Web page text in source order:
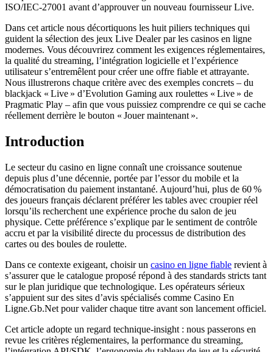
ISO/IEC‑27001 avant d’approuver un nouveau fournisseur Live.
Dans cet article nous décortiquons les huit piliers techniques qui
guident la sélection des jeux Live Dealer par les casinos en ligne
modernes. Vous découvrirez comment les exigences réglementaires,
la qualité du streaming, l’intégration logicielle et l’expérience
utilisateur s’entremêlent pour créer une offre fiable et attrayante.
Nous illustrerons chaque critère avec des exemples concrets – du
blackjack « Live » d’Evolution Gaming aux roulettes « Live » de
Pragmatic Play – afin que vous puissiez comprendre ce qui se cache
réellement derrière le bouton « Jouer maintenant ».
Introduction
Le secteur du casino en ligne connaît une croissance soutenue
depuis plus d’une décennie, portée par l’essor du mobile et la
démocratisation du paiement instantané. Aujourd’hui, plus de 60 %
des joueurs français déclarent préférer les tables avec croupier réel
lorsqu’ils recherchent une expérience proche du salon de jeu
physique. Cette préférence s’explique par le sentiment de contrôle
accru et par la visibilité directe du processus de distribution des
cartes ou des boules de roulette.
Dans ce contexte exigeant, choisir un casino en ligne fiable revient à
s’assurer que le catalogue proposé répond à des standards stricts tant
sur le plan juridique que technologique. Les opérateurs sérieux
s’appuient sur des sites d’avis spécialisés comme Casino En
Ligne.Gb.Net pour valider chaque titre avant son lancement officiel.
Cet article adopte un regard technique‑insight : nous passerons en
revue les critères réglementaires, la performance du streaming,